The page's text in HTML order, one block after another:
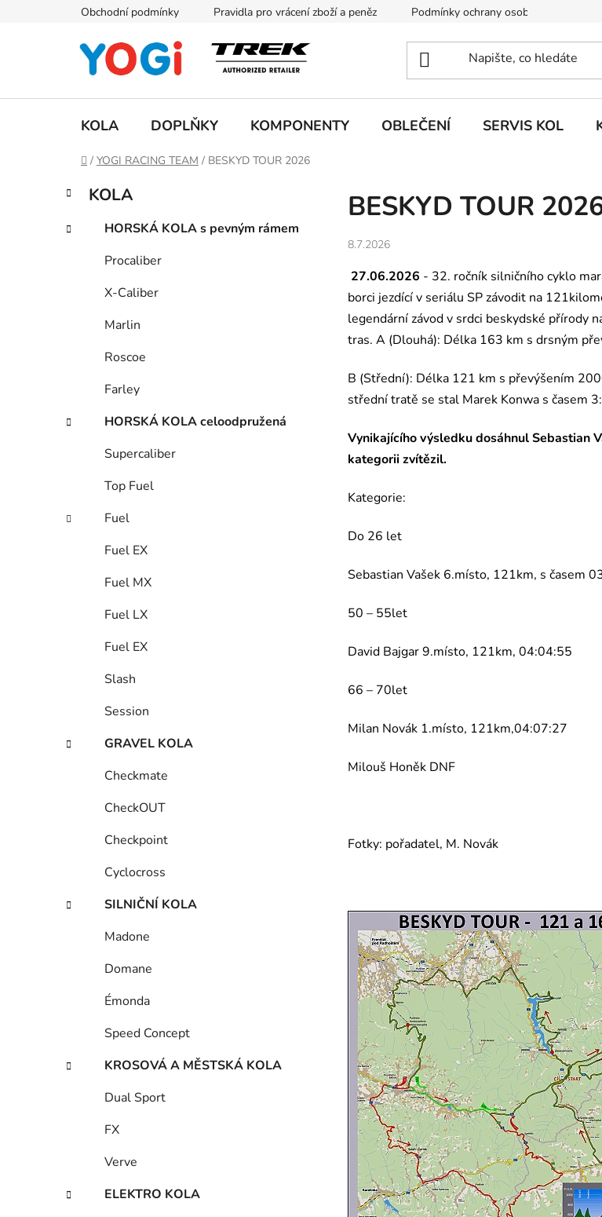
Obchodní podmínky Pravidla pro vrácení zboží a peněz Podmínky ochrany osobních údajů
KOLA DOPLŇKY KOMPONENTY OBLEČENÍ SERVIS KOL
Domů
/ YOGI RACING TEAM / BESKYD TOUR 2026
P
s
e
Přeskočit
kategorie
K
a
e
KOLA
HORSKÁ KOLA s pevným rámem
Procaliber
X-Caliber
Marlin
Roscoe
Farley
HORSKÁ KOLA celoodpružená
Supercaliber
Top Fuel
Fuel
Fuel EX
Fuel MX
Fuel LX
Fuel EX
Slash
Session
GRAVEL KOLA
Checkmate
CheckOUT
Checkpoint
Cyclocross
SILNIČNÍ KOLA
Madone
Domane
Émonda
Speed Concept
KROSOVÁ A MĚSTSKÁ KOLA
Dual Sport
FX
Verve
ELEKTRO KOLA
BESKYD TOUR
8.7.2026
27.06.2026 - 32. ročník silničního cyklo
borci jezdící v seriálu SP závodit na
legendární závod v srdci beskydské přírody
tras. A (Dlouhá): Délka 163 km s drsným
B (Střední): Délka 121 km s převýšením
střední tratě se stal Marek Konwa s časem
Vynikajícího výsledku dosáhnul Sebastian
kategorii zvítězil.
Kategorie:
Do 26 let
Sebastian Vašek 6.místo, 121km, s časem
50 – 55let
David Bajgar 9.místo, 121km, 04:04:55
66 – 70let
Milan Novák 1.místo, 121km,04:07:27
Milouš Honěk DNF
Fotky: pořadatel, M. Novák